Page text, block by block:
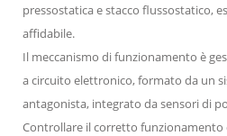
pressostatica e stacco flussostatico,
affidabile.
Il meccanismo di funzionamento è
a circuito elettronico, formato da un
antagonista, integrato da sensori di
Controllare il corretto